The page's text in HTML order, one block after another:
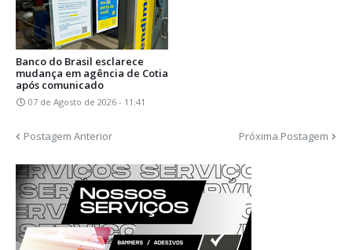
Banco do Brasil esclarece
mudança em agência de Cotia
após comunicado
07 de Agosto de 2026 - 11:41
Postagem Anterior Próxima Postagem